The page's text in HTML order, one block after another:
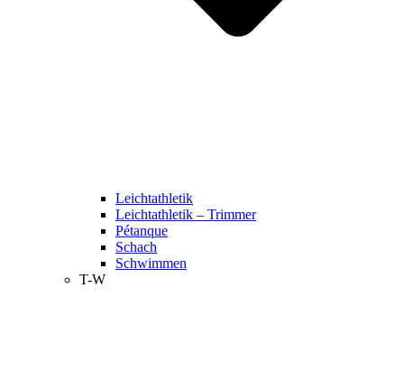
Leichtathletik
Leichtathletik – Trimmer
Pétanque
Schach
Schwimmen
T-W